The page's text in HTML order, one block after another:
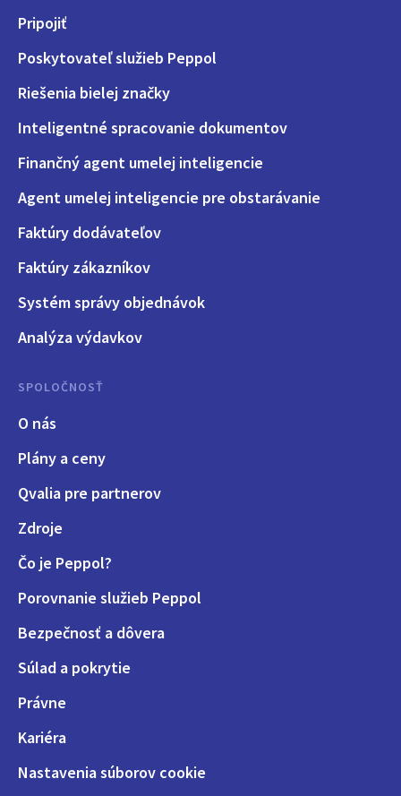
Pripojiť
Poskytovateľ služieb Peppol
Riešenia bielej značky
Inteligentné spracovanie dokumentov
Finančný agent umelej inteligencie
Agent umelej inteligencie pre obstarávanie
Faktúry dodávateľov
Faktúry zákazníkov
Systém správy objednávok
Analýza výdavkov
SPOLOČNOSŤ
O nás
Plány a ceny
Qvalia pre partnerov
Zdroje
Čo je Peppol?
Porovnanie služieb Peppol
Bezpečnosť a dôvera
Súlad a pokrytie
Právne
Kariéra
Nastavenia súborov cookie